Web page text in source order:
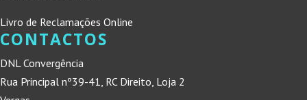
Livro de Reclamações Online
CONTACTOS
DNL Convergência
Rua Principal nº39-41, RC Direito, Loja 2